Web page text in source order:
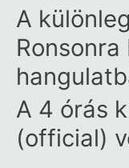
A
A 4 órás
(official)